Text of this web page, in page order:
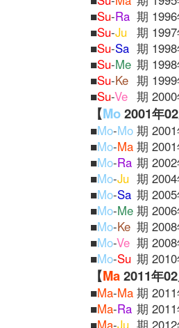
■Su-Ra 期
■Su-Ju
期
■Su-Sa 期
■Su-Me 期
■Su-Ke 期
■Su-Ve 期
【Mo2001年
■Mo-Mo 期
■Mo-Ma 期
■Mo-Ra 期
■Mo-Ju 期
■Mo-Sa 期
■Mo-Me 期
■Mo-Ke 期
■Mo-Ve 期
■Mo-Su 期
【Ma2011年
■Ma-Ma 期
■Ma-Ra 期
■Ma-Ju 期